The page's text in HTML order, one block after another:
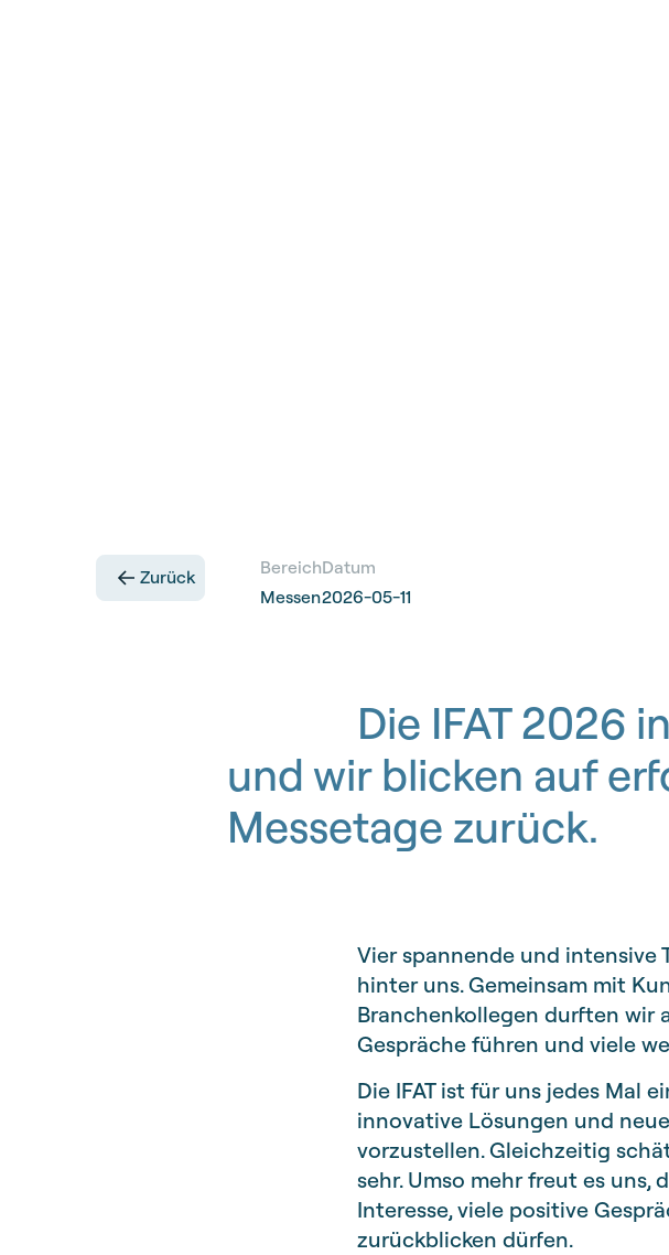
Zurück
Bereich
Messen
Datum
2026-05-11
Die IFAT 2026
und wir blicken auf
Messetage zurück.
Vier spannende und intensive
hinter uns. Gemeinsam mit
Branchenkollegen durften wir
Gespräche führen und viele
Die IFAT ist für uns jedes Mal
innovative Lösungen und
vorzustellen. Gleichzeitig
sehr. Umso mehr freut es uns,
Interesse, viele positive
zurückblicken dürfen.